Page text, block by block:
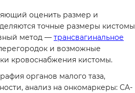
оценить размер и
точные размеры кистомы
метод — трансвагинальное
и возможные
кровоснабжения кистомы.
органов малого таза,
анализ на онкомаркеры: CA-